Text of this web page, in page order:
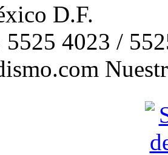
D.F.
5525 4023 /